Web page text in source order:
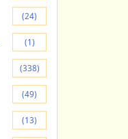
(24)
(1)
(338)
(49)
(13)